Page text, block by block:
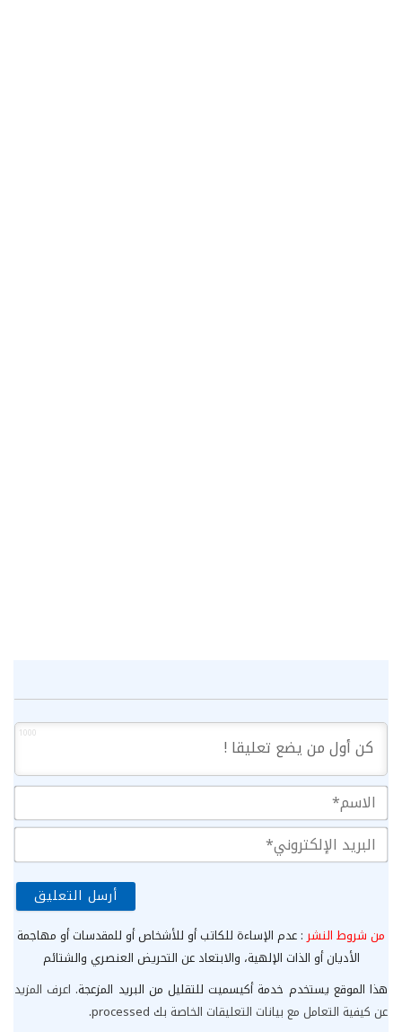
1000
من شروط النشر: عدم الإساءة للكاتب أو للأشخاص أو للمقدسات أو مهاجمة
الأديان أو الذات الإلهية، والابتعاد عن التحريض العنصري والشتائم
هذا الموقع يستخدم خدمة أكيسميت للتقليل من البريد المزعجة. اعرف المزيد
عن كيفية التعامل مع بيانات التعليقات الخاصة بك processed
.